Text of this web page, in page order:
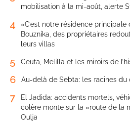
mobilisation à la mi-août, alerte
4
«C’est notre résidence principale
Bouznika, des propriétaires
leurs villas
5 Ceuta, Melilla et les miroirs de
6 Au-delà de Sebta: les racines du
7
El Jadida: accidents mortels,
colère monte sur la «route de la
Oulja